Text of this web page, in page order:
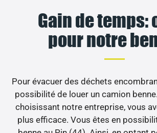
Gain de temps:
pour notre
Pour évacuer des déchets
possibilité de louer un camion
choisissant notre entreprise, vous
plus efficace. Vous êtes en